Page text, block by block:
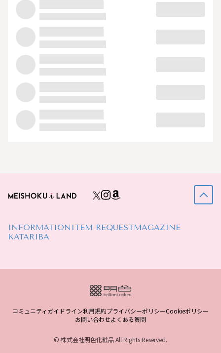
INFORMATION ITEM REQUESTMAGAZINE
KATARIBA
コミュニティガイドライン利用規約プライバシーポリシーCookieポリシー
お問い合わせよくある質問
© 株式会社明色化粧品 All Rights Reserved.